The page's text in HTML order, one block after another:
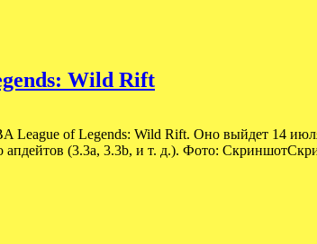
Wild Rift
League of Legends: Wild Rift. Оно выйдет 14
апдейтов (3.3a, 3.3b, и т. д.). Фото: